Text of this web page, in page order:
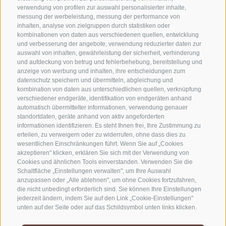
verwendung von profilen zur auswahl personalisierter inhalte,
messung der werbeleistung, messung der performance von
inhalten, analyse von zielgruppen durch statistiken oder
kombinationen von daten aus verschiedenen quellen, entwicklung
und verbesserung der angebote, verwendung reduzierter daten zur
auswahl von inhalten, gewährleistung der sicherheit, verhinderung
und aufdeckung von betrug und fehlerbehebung, bereitstellung und
anzeige von werbung und inhalten, ihre entscheidungen zum
datenschutz speichern und übermitteln, abgleichung und
kombination von daten aus unterschiedlichen quellen, verknüpfung
verschiedener endgeräte, identifikation von endgeräten anhand
automatisch übermittelter informationen, verwendung genauer
standortdaten, geräte anhand von aktiv angeforderten
informationen identifizieren. Es steht Ihnen frei, Ihre Zustimmung zu
erteilen, zu verweigern oder zu widerrufen, ohne dass dies zu
wesentlichen Einschränkungen führt. Wenn Sie auf „Cookies
akzeptieren" klicken, erklären Sie sich mit der Verwendung von
Cookies und ähnlichen Tools einverstanden. Verwenden Sie die
Schaltfläche „Einstellungen verwalten", um Ihre Auswahl
anzupassen oder „Alle ablehnen", um ohne Cookies fortzufahren,
die nicht unbedingt erforderlich sind. Sie können Ihre Einstellungen
jederzeit ändern, indem Sie auf den Link „Cookie-Einstellungen"
unten auf der Seite oder auf das Schildsymbol unten links klicken.
KONTAKTIERE UNS
+39 0472 765325
info@sterzing.com
NEWSLETTER
Bleib am Laufenden
Newsletter Anmelden